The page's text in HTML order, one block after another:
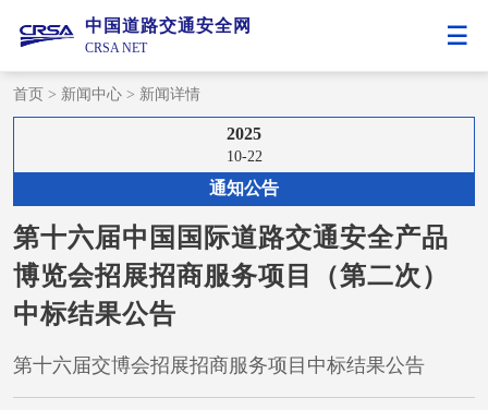
中国道路交通安全网
CRSA NET
首页 > 新闻中心 > 新闻详情
2025
10-22
通知公告
第十六届中国国际道路交通安全产品
博览会招展招商服务项目（第二次）
中标结果公告
第十六届交博会招展招商服务项目中标结果公告